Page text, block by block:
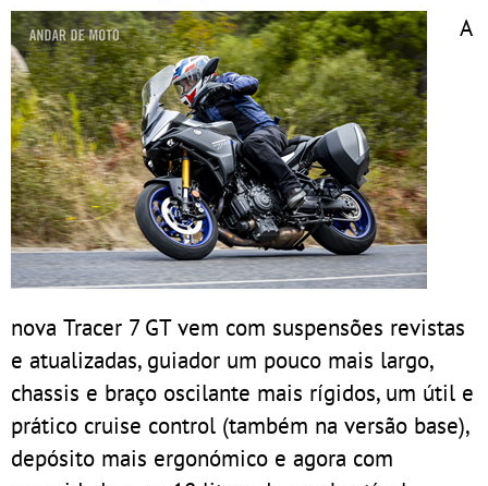
A
nova Tracer 7 GT vem com suspensões revistas
e atualizadas, guiador um pouco mais largo,
chassis e braço oscilante mais rígidos, um útil e
prático cruise control (também na versão base),
depósito mais ergonómico e agora com